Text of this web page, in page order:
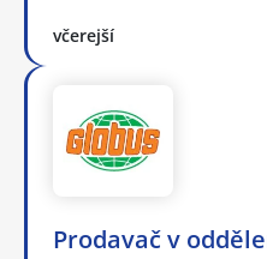
včerejší
Prodavač v